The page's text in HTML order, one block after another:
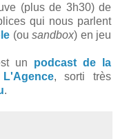
(plus de 3h30) de
qui nous parlent
(ou sandbox) en jeu
un podcast de la
L'Agence, sorti très
.